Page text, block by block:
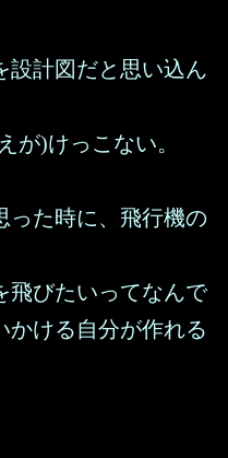
設計図だと思い込ん
が)けっこない。
った時に、飛行機の
飛びたいってなんで
かける自分が作れる